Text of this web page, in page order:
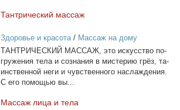
Тан­три­че­ский мас­саж
Здоровье и красота/ Массаж на дому
ТАНТРИЧЕСКИЙ МАССАЖ, это ис­кус­ство по­
гру­же­ния те­ла и со­зна­ния в ми­сте­рию грёз, та­
ин­ствен­ной неги и чув­ствен­но­го на­сла­жде­ния.
С его по­мо­щью вы...
Мас­саж ли­ца и те­ла